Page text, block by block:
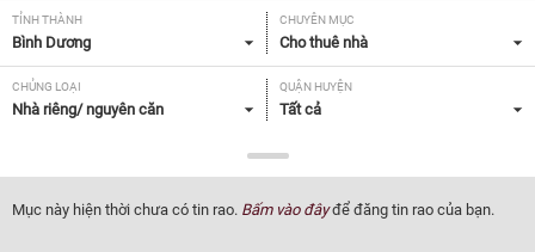
TỈNH THÀNH
Bình Dương
CHUYÊN MỤC
Cho thuê nhà
CHỦNG LOẠI
Nhà riêng/ nguyên căn
QUẬN HUYỆN
Tất cả
Tất cả
DIỆN TÍCH
Tất cả
SỐ PHÒNG NGỦ TIỆN ÍCH
Mục này hiện thời chưa có tin rao. Bấm vào đâyđể đăng tin rao của bạn.